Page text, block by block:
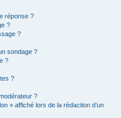
réponse ?
?
?
sondage ?
?
?
?
» affiché lors de la rédaction d’un